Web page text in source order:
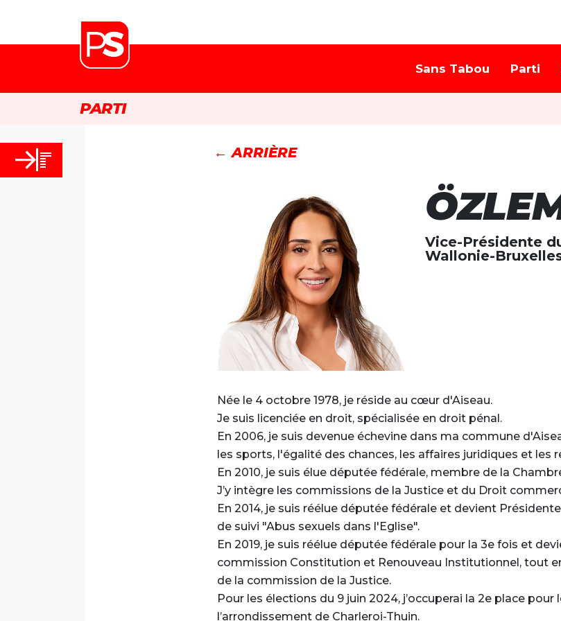
Sans Tabou Parti
PARTI
Font size
← ARRIÈRE
Vice-Présidente
Wallonie-
Née le 4 octobre 1978, je réside au cœur d'Aiseau.
Je suis licenciée en droit, spécialisée en droit pénal.
En 2006, je suis devenue échevine dans ma commune
les sports, l'égalité des chances, les affaires juridiques et les
En 2010, je suis élue députée fédérale, membre de la
J’y intègre les commissions de la Justice et du Droit
En 2014, je suis réélue députée fédérale et devient
de suivi "Abus sexuels dans l'Eglise".
En 2019, je suis réélue députée fédérale pour la 3e fois et
commission Constitution et Renouveau Institutionnel, tout
de la commission de la Justice.
Pour les élections du 9 juin 2024, j’occuperai la 2e place
l’arrondissement de Charleroi-Thuin.